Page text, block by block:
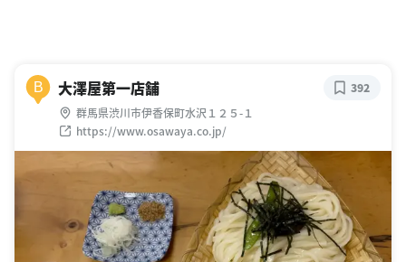
B 大澤屋第一店舗
群馬県渋川市伊香保町水沢１２５-１
https://www.osawaya.co.jp/
392